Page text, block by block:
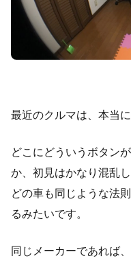
最近のクルマは、本当
どこにどういうボタン
か、初見はかなり混乱
どの車も同じような法
るみたいです。
同じメーカーであれば